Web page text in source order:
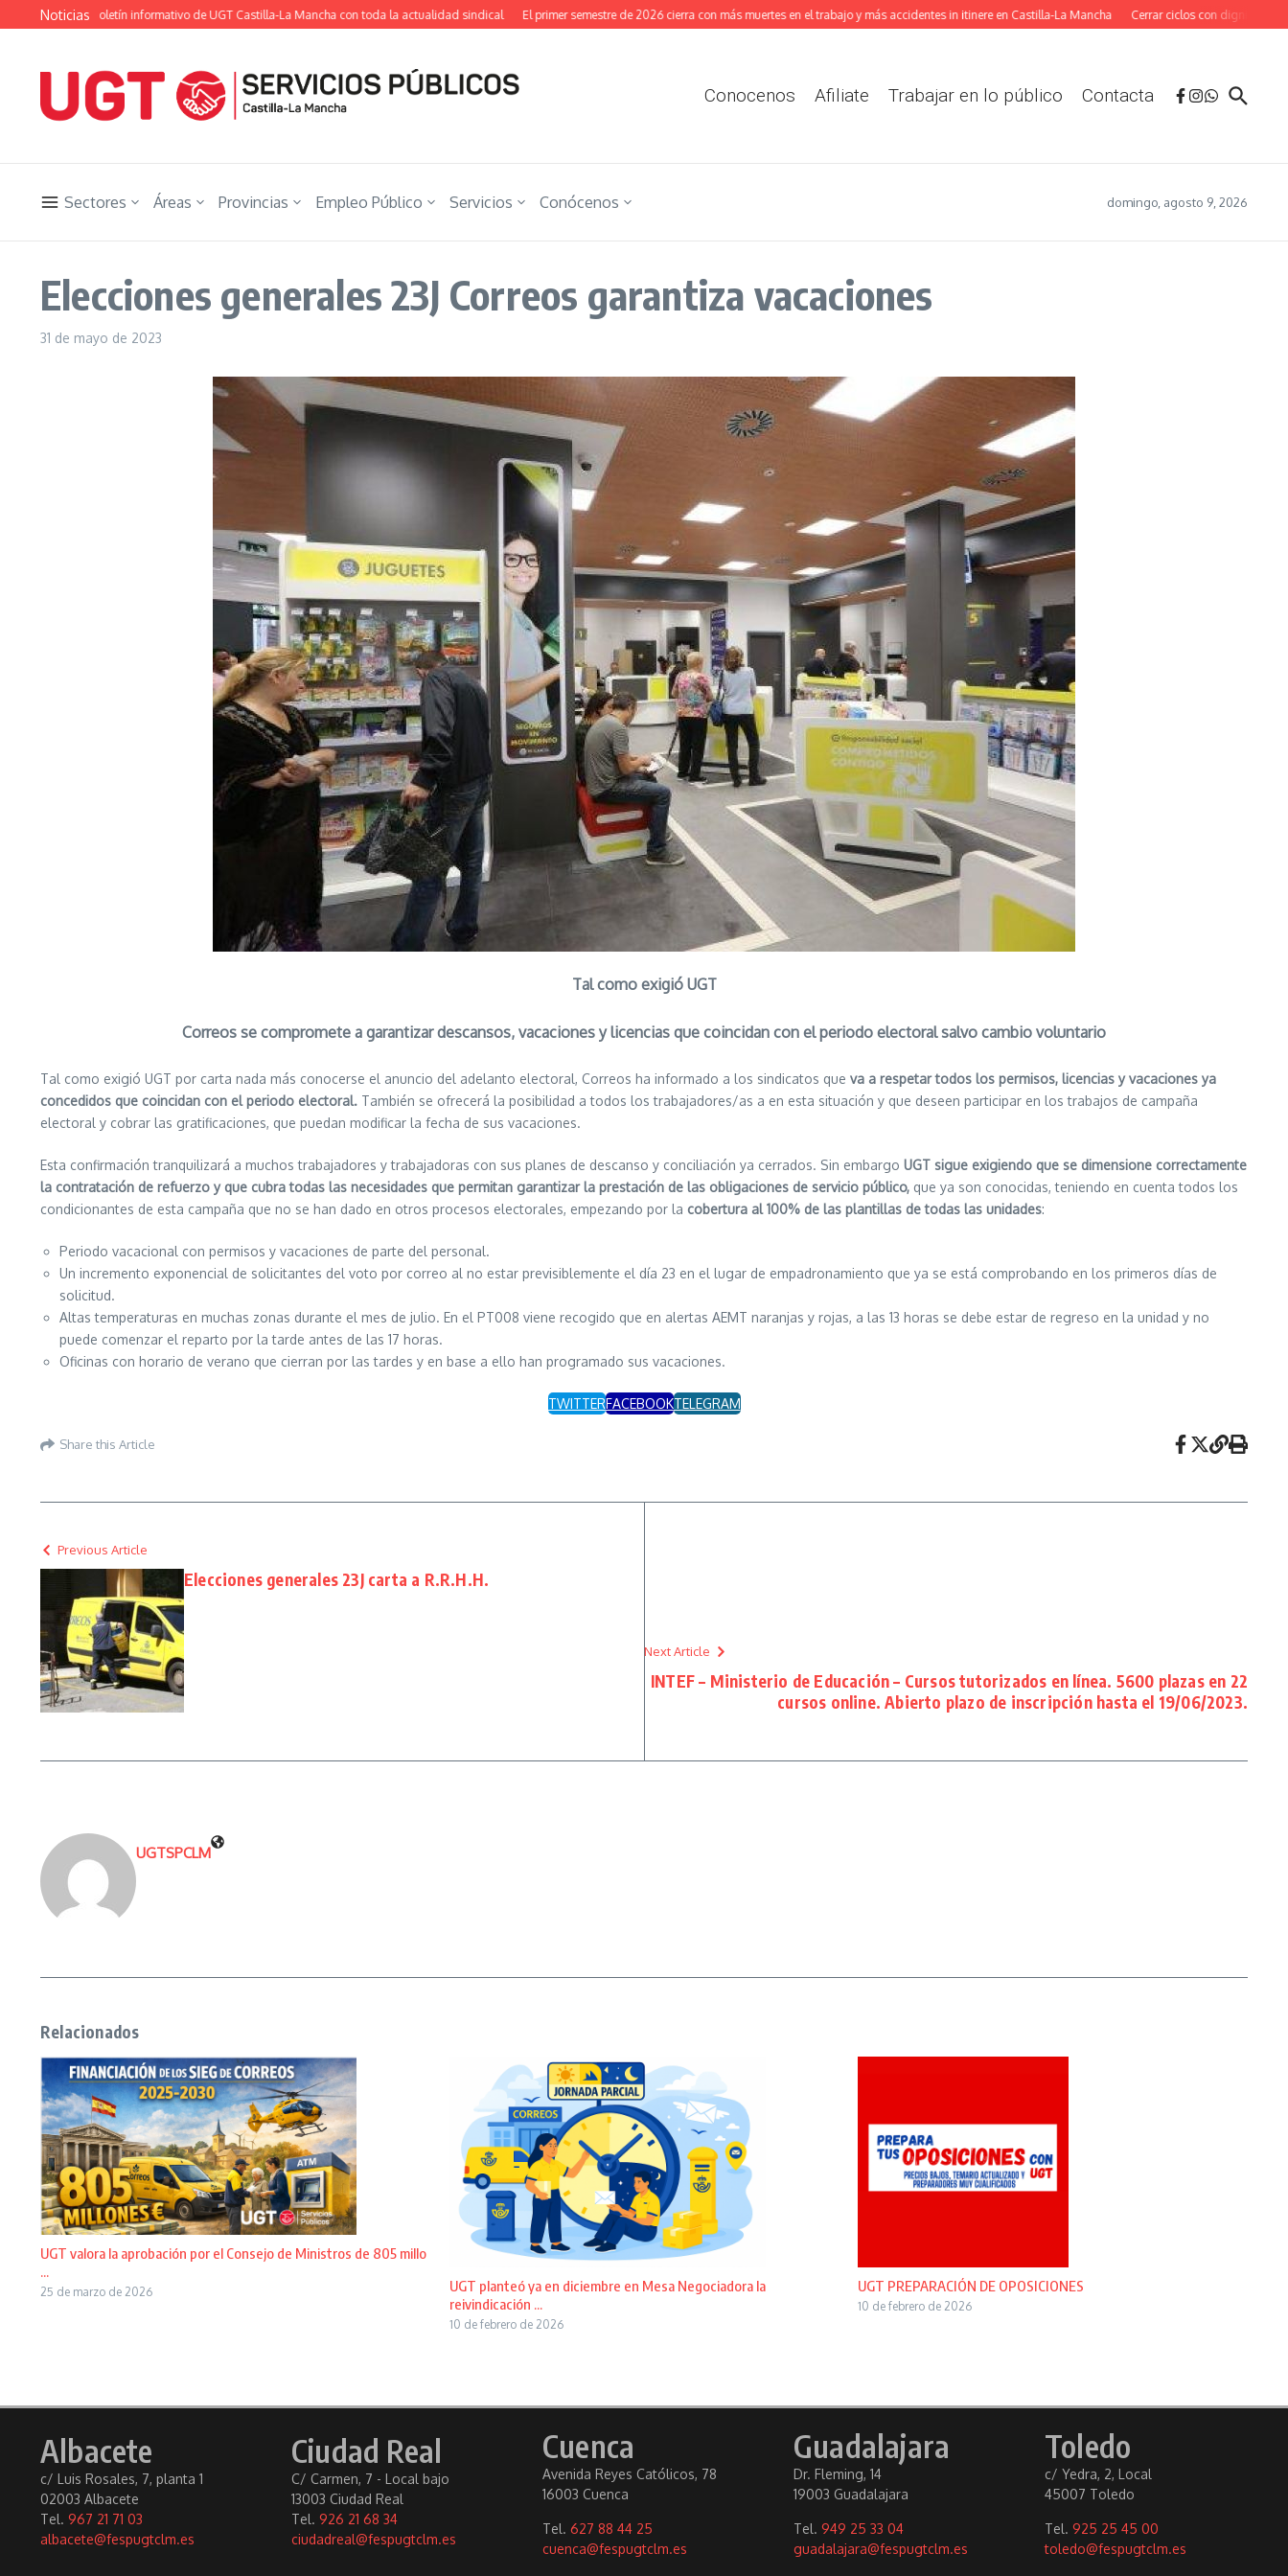
Saltar al contenido
Noticias
el boletín informativo de UGT Castilla-La Mancha con toda la actualidad sindical El primer semestre de 2026 cierra con más muertes en el trabajo y más accidentes in itinere en Castilla-La Mancha Cerrar ciclos con dignidad: La
Conocenos Afiliate Trabajar en lo público Contacta
Sectores Áreas Provincias Empleo Público Servicios Conócenos domingo, agosto 9, 2026
Elecciones generales 23J Correos garantiza vacaciones
31 de mayo de 2023
Tal como exigió UGT
Correos se compromete a garantizar descansos, vacaciones y licencias que coincidan con el periodo electoral salvo cambio voluntario
Tal como exigió UGT por carta nada más conocerse el anuncio del adelanto electoral, Correos ha informado a los sindicatos que va a respetar todos los permisos, licencias y vacaciones ya
concedidos que coincidan con el periodo electoral. También se ofrecerá la posibilidad a todos los trabajadores/as a en esta situación y que deseen participar en los trabajos de campaña
electoral y cobrar las gratificaciones, que puedan modificar la fecha de sus vacaciones.
Esta confirmación tranquilizará a muchos trabajadores y trabajadoras con sus planes de descanso y conciliación ya cerrados. Sin embargo UGT sigue exigiendo que se dimensione correctamente
la contratación de refuerzo y que cubra todas las necesidades que permitan garantizar la prestación de las obligaciones de servicio público, que ya son conocidas, teniendo en cuenta todos los
condicionantes de esta campaña que no se han dado en otros procesos electorales, empezando por la cobertura al 100% de las plantillas de todas las unidades:
Periodo vacacional con permisos y vacaciones de parte del personal.
Un incremento exponencial de solicitantes del voto por correo al no estar previsiblemente el día 23 en el lugar de empadronamiento que ya se está comprobando en los primeros días de
solicitud.
Altas temperaturas en muchas zonas durante el mes de julio. En el PT008 viene recogido que en alertas AEMT naranjas y rojas, a las 13 horas se debe estar de regreso en la unidad y no
puede comenzar el reparto por la tarde antes de las 17 horas.
Oficinas con horario de verano que cierran por las tardes y en base a ello han programado sus vacaciones.
TWITTERFACEBOOKTELEGRAM
Share this Article
Previous Article
Elecciones generales 23J carta a R.R.H.H.
Next Article
INTEF – Ministerio de Educación – Cursos tutorizados en línea. 5600 plazas en 22
cursos online. Abierto plazo de inscripción hasta el 19/06/2023.
UGTSPCLM
Relacionados
UGT valora la aprobación por el Consejo de Ministros de 805 millo
...
25 de marzo de 2026
UGT planteó ya en diciembre en Mesa Negociadora la
reivindicación ...
10 de febrero de 2026
UGT PREPARACIÓN DE OPOSICIONES
10 de febrero de 2026
Albacete
c/ Luis Rosales, 7, planta 1
02003 Albacete
Tel. 967 21 71 03
albacete@fespugtclm.es
Ciudad Real
C/ Carmen, 7 - Local bajo
13003 Ciudad Real
Tel. 926 21 68 34
ciudadreal@fespugtclm.es
Cuenca
Avenida Reyes Católicos, 78
16003 Cuenca
Tel. 627 88 44 25
cuenca@fespugtclm.es
Guadalajara
Dr. Fleming, 14
19003 Guadalajara
Tel. 949 25 33 04
guadalajara@fespugtclm.es
Toledo
c/ Yedra, 2, Local
45007 Toledo
Tel. 925 25 45 00
toledo@fespugtclm.es